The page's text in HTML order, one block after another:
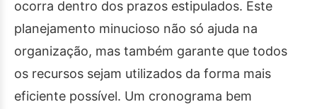
ocorra dentro dos prazos estipulados. Este
planejamento minucioso não só ajuda na
organização, mas também garante que todos
os recursos sejam utilizados da forma mais
eficiente possível. Um cronograma bem